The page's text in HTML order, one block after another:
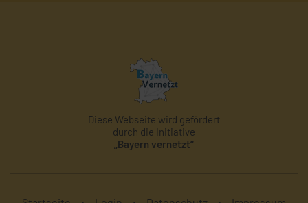
Diese Webseite wird gefördert
durch die Initiative
„Bayern vernetzt“